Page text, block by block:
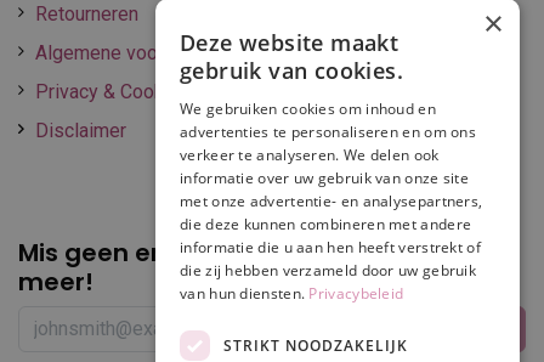
Retourneren
Algemene voorwaarden
Privacy & Cookie policy
Disclaimer
Mis geen enkelepromotie of korting
meer!
×
Deze website maakt
gebruik van cookies.
We gebruiken cookies om inhoud en
advertenties te personaliseren en om ons
verkeer te analyseren. We delen ook
informatie over uw gebruik van onze site
met onze advertentie- en analysepartners,
die deze kunnen combineren met andere
informatie die u aan hen heeft verstrekt of
die zij hebben verzameld door uw gebruik
van hun diensten. Privacybeleid
STRIKT NOODZAKELIJK